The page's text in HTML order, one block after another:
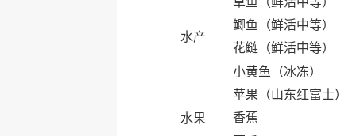
水产
鲫鱼（鲜活中等）
花鲢（鲜活中等）
小黄鱼（冰冻）
水果
苹果（山东红富士）
香蕉